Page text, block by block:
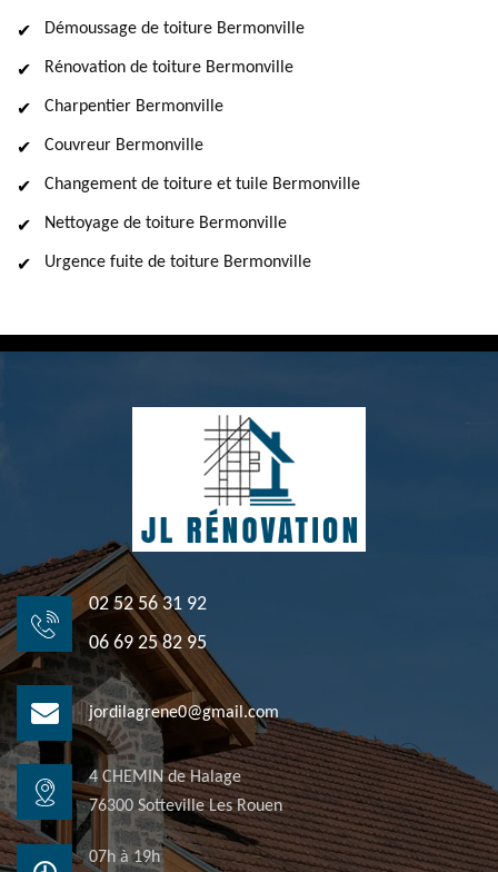
Démoussage de toiture Bermonville
Rénovation de toiture Bermonville
Charpentier Bermonville
Couvreur Bermonville
Changement de toiture et tuile Bermonville
Nettoyage de toiture Bermonville
Urgence fuite de toiture Bermonville
02 52 56 31 92
06 69 25 82 95
jordilagrene0@gmail.com
4 CHEMIN de Halage
76300 Sotteville Les Rouen
07h à 19h